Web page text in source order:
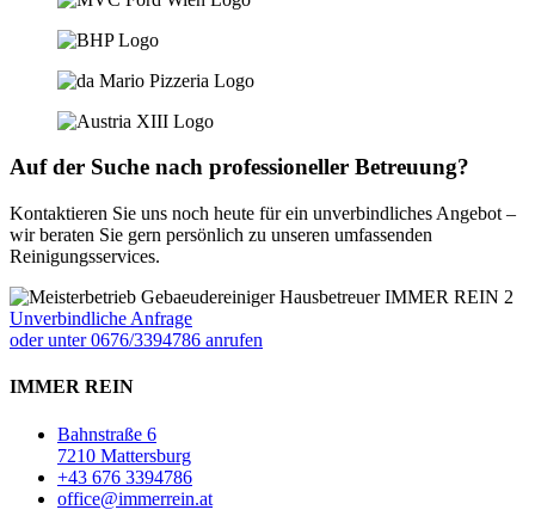
Auf der Suche nach professioneller Betreuung?
Kontaktieren Sie uns noch heute für ein unverbindliches Angebot –
wir beraten Sie gern persönlich zu unseren umfassenden
Reinigungsservices.
Unverbindliche Anfrage
oder unter 0676/3394786 anrufen
IMMER REIN
Bahnstraße 6
7210 Mattersburg
+43 676 3394786
office@immerrein.at